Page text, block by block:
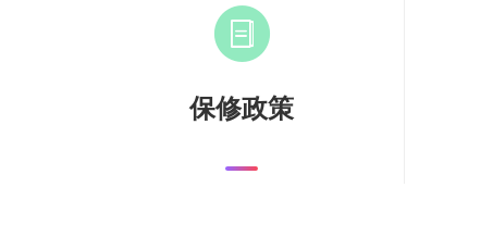
保修政策